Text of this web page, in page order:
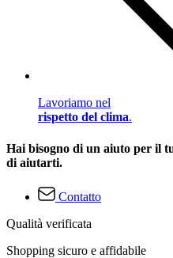
Lavoriamo nel
rispetto del clima.
Hai bisogno di un aiuto per il
di aiutarti.
Contatto
Qualità verificata
Shopping sicuro e affidabile